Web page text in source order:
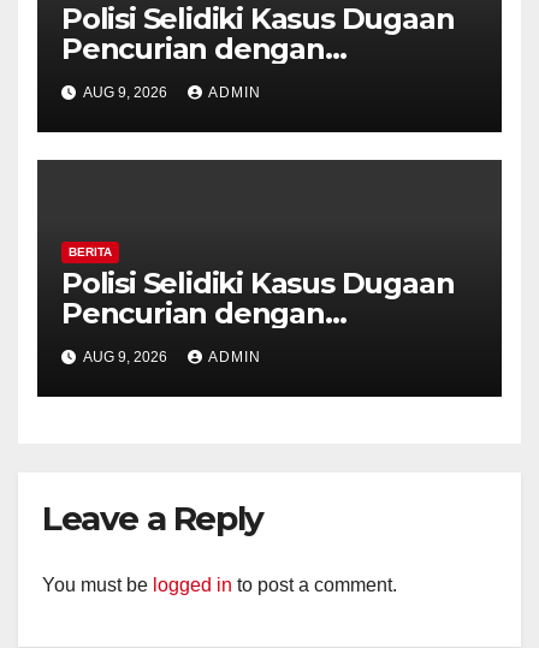
Polisi Selidiki Kasus Dugaan
Pencurian dengan
Kekerasan di Counter HP
Royal Phone Ambarawa.
AUG 9, 2026 ADMIN
BERITA
Polisi Selidiki Kasus Dugaan
Pencurian dengan
Kekerasan di Counter HP
Royal Phone Ambarawa.
AUG 9, 2026 ADMIN
Leave a Reply
You must be logged in to post a comment.